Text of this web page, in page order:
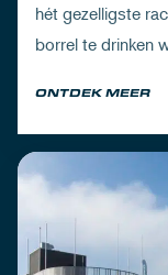
hét gezelligste
borrel te drinken
ONTDEK MEER